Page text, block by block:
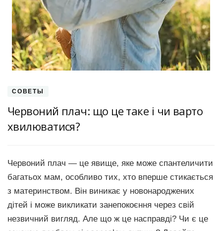
СОВЕТЫ
Червоний плач: що це таке і чи варто
хвилюватися?
Червоний плач — це явище, яке може спантеличити
багатьох мам, особливо тих, хто вперше стикається
з материнством. Він виникає у новонароджених
дітей і може викликати занепокоєння через свій
незвичний вигляд. Але що ж це насправді? Чи є це